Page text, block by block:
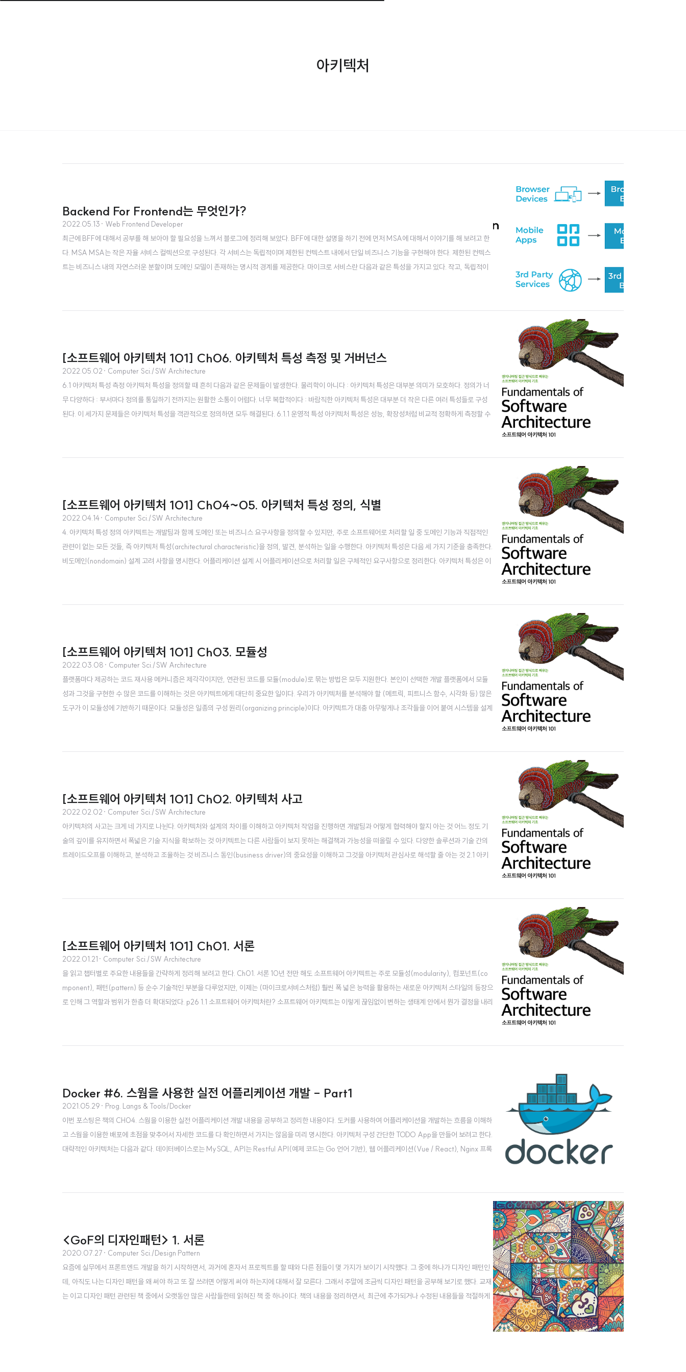
아키텍처
Backend For Frontend는 무엇인가?
2022.05.13 · Web Frontend Developer
최근에 BFF에 대해서 공부를 해 보아야 할 필요성을 느껴서 블로그에 정리해 보았다. BFF에 대한 설명을 하기 전에 먼저 MSA에 대해서 이야기를 해 보려고 한
다. MSA MSA는 작은 자율 서비스 컬렉션으로 구성된다. 각 서비스는 독립적이며 제한된 컨텍스트 내에서 단일 비즈니스 기능을 구현해야 한다. 제한된 컨텍스
트는 비즈니스 내의 자연스러운 분할이며 도메인 모델이 존재하는 명시적 경계를 제공한다. 마이크로 서비스란 다음과 같은 특성을 가지고 있다. 작고, 독립적이
[소프트웨어 아키텍처 101] Ch06. 아키텍처 특성 측정 및 거버넌스
2022.05.02 · Computer Sci./SW Architecture
6.1 아키텍처 특성 측정 아키텍처 특성을 정의할 때 흔히 다음과 같은 문제들이 발생한다. 물리학이 아니다 : 아키텍처 특성은 대부분 의미가 모호하다. 정의가 너
무 다양하다 : 부서마다 정의를 통일하기 전까지는 원활한 소통이 어렵다. 너무 복합적이다 : 바람직한 아키텍처 특성은 대부분 더 작은 다른 여러 특성들로 구성
된다. 이 세가지 문제들은 아키텍처 특성을 객관적으로 정의하면 모두 해결된다. 6.1.1 운영적 특성 아키텍처 특성은 성능, 확장성처럼 비교적 정확하게 측정할 수
[소프트웨어 아키텍처 101] Ch04~05. 아키텍처 특성 정의, 식별
2022.04.14· Computer Sci./SW Architecture
4. 아키텍처 특성 정의 아키텍트는 개발팀과 함께 도메인 또는 비즈니스 요구사항을 정의할 수 있지만, 주로 소프트웨어로 처리할 일 중 도메인 기능과 직접적인
관련이 없는 모든 것들, 즉 아키텍처 특성(architectural characteristic)을 정의, 발견, 분석하는 일을 수행한다. 아키텍처 특성은 다음 세 가지 기준을 충족한다.
비도메인(nondomain) 설계 고려 사항을 명시한다. 어플리케이션 설계 시 어플리케이션으로 처리할 일은 구체적인 요구사항으로 정리한다. 아키텍처 특성은 이
[소프트웨어 아키텍처 101] Ch03. 모듈성
2022.03.08 · Computer Sci./SW Architecture
플랫폼마다 제공하는 코드 재사용 메커니즘은 제각각이지만, 연관된 코드를 모듈(module)로 묶는 방법은 모두 지원한다. 본인이 선택한 개발 플랫폼에서 모듈
성과 그것을 구현한 수 많은 코드를 이해하는 것은 아키텍트에게 대단히 중요한 일이다. 우리가 아키텍처를 분석해야 할 (메트릭, 피트니스 함수, 시각화 등) 많은
도구가 이 모듈성에 기반하기 때문이다. 모듈성은 일종의 구성 원리(organizing principle)이다. 아키텍트가 대충 아무렇게나 조각들을 이어 붙여 시스템을 설계
[소프트웨어 아키텍처 101] Ch02. 아키텍처 사고
2022.02.02 · Computer Sci./SW Architecture
아키텍처의 사고는 크게 네 가지로 나뉜다. 아키텍처와 설계의 차이를 이해하고 아키텍처 작업을 진행하면 개발팀과 어떻게 협력해야 할지 아는 것 어느 정도 기
술의 깊이를 유지하면서 폭넓은 기술 지식을 확보하는 것 아키텍트는 다른 사람들이 보지 못하는 해결책과 가능성을 떠올릴 수 있다. 다양한 솔루션과 기술 간의
트레이드오프를 이해하고, 분석하고 조율하는 것 비즈니스 동인(business driver)의 중요성을 이해하고 그것을 아키텍처 관심사로 해석할 줄 아는 것 2.1 아키
[소프트웨어 아키텍처 101] Ch01. 서론
2022.01.21 · Computer Sci./SW Architecture
을 읽고 챕터별로 주요한 내용들을 간략하게 정리해 보려고 한다. Ch01. 서론 10년 전만 해도 소프트웨어 아키텍트는 주로 모듈성(modularity), 컴포넌트(co
mponent), 패턴(pattern) 등 순수 기술적인 부분을 다루었지만, 이제는 (마이크로서비스처럼) 훨씬 폭 넓은 능력을 활용하는 새로운 아키텍처 스타일의 등장으
로 인해 그 역할과 범위가 한층 더 확대되었다. p26 1.1 소프트웨어 아키텍처란? 소프트웨어 아키텍트는 이렇게 끊임없이 변하는 생태계 안에서 뭔가 결정을 내리
Docker #6. 스웜을 사용한 실전 어플리케이션 개발 - Part1
2021.05.29 · Prog. Langs & Tools/Docker
이번 포스팅은 책의 CH04. 스웜을 이용한 실전 어플리케이션 개발 내용을 공부하고 정리한 내용이다. 도커를 사용하여 어플리케이션을 개발하는 흐름을 이해하
고 스웜을 이용한 배포에 초점을 맞추어서 자세한 코드를 다 확인하면서 가지는 않음을 미리 명시한다. 아키텍처 구성 간단한 TODO App을 만들어 보려고 한다.
대략적인 아키텍처는 다음과 같다. 데이터베이스로는 MySQL, API는 Restful API(예제 코드는 Go 언어 기반), 웹 어플리케이션(Vue / React), Nginx 프록
<GoF의 디자인패턴> 1. 서론
2020.07.27 · Computer Sci./Design Pattern
요즘에 실무에서 프론트엔드 개발을 하기 시작하면서, 과거에 혼자서 프로젝트를 할 때와 다른 점들이 몇 가지가 보이기 시작했다. 그 중에 하나가 디자인 패턴인
데, 아직도 나는 디자인 패턴을 왜 써야 하고 또 잘 쓰려면 어떻게 써야 하는지에 대해서 잘 모른다. 그래서 주말에 조금씩 디자인 패턴을 공부해 보기로 했다. 교재
는 이고 디자인 패턴 관련된 책 중에서 오랫동안 많은 사람들한테 읽혀진 책 중 하나이다. 책의 내용을 정리하면서, 최근에 추가되거나 수정된 내용들을 적절하게